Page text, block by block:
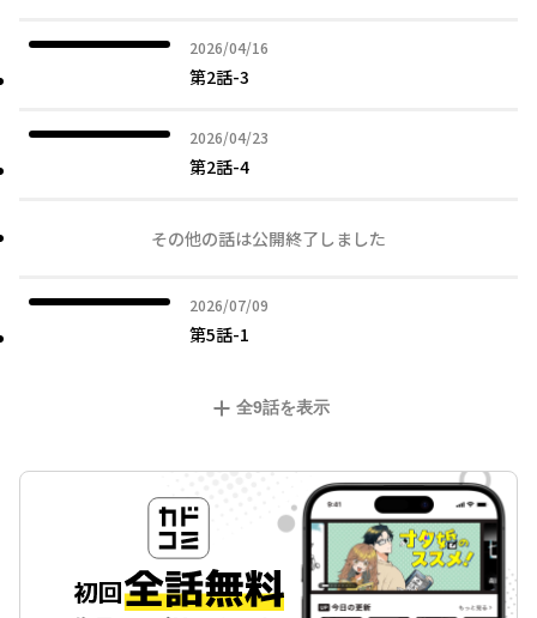
2026/04/16
2026年04月16日
第2話-3
2026/04/23
2026年04月23日
第2話-4
その他の話は公開終了しました
2026/07/09
2026年07月09日
第5話-1
全9話を表示